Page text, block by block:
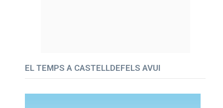
EL TEMPS A CASTELLDEFELS AVUI